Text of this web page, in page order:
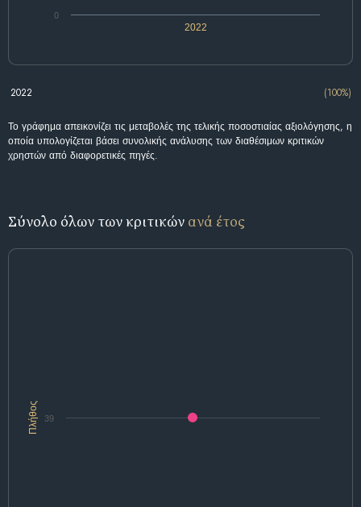
2022
0
2022 (100%)
Το γράφημα απεικονίζει τις μεταβολές της τελικής ποσοστιαίας αξιολόγησης, η
οποία υπολογίζεται βάσει συνολικής ανάλυσης των διαθέσιμων κριτικών
χρηστών από διαφορετικές πηγές.
Σύνολο όλων των κριτικών ανά έτος
Πλήθος 39